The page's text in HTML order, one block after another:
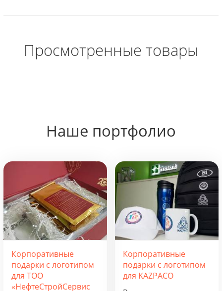
Просмотренные товары
Наше портфолио
Корпоративные
подарки с логотипом
для ТОО
«НефтеСтройСервис
Корпоративные
подарки с логотипом
для KAZPACO